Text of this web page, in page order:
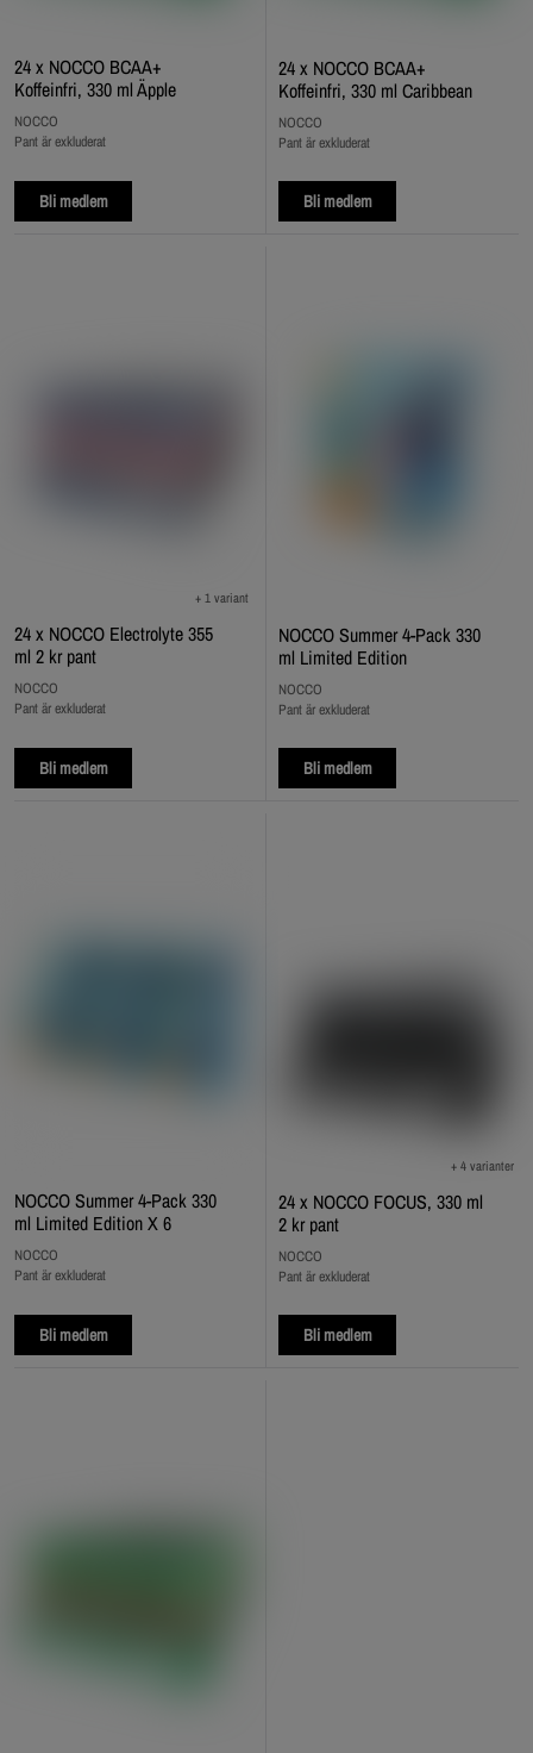
24 x NOCCO BCAA+
Koffeinfri, 330 ml Äpple
NOCCO
Pant är exkluderat
Bli medlem
24 x NOCCO BCAA+
Koffeinfri, 330 ml Caribbean
NOCCO
Pant är exkluderat
Bli medlem
24 x NOCCO Electrolyte 355
ml 2 kr pant
+ 1 variant
NOCCO
Pant är exkluderat
Bli medlem
NOCCO Summer 4-Pack 330
ml Limited Edition
NOCCO
Pant är exkluderat
Bli medlem
NOCCO Summer 4-Pack 330
ml Limited Edition X 6
NOCCO
Pant är exkluderat
Bli medlem
24 x NOCCO FOCUS, 330 ml
2 kr pant
+ 4 varianter
NOCCO
Pant är exkluderat
Bli medlem